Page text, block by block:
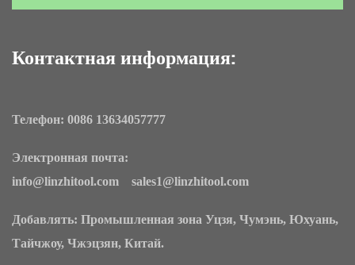
Контактная информация:
Телефон: 0086 13634057777
Электронная почта:
info@linzhitool.com sales1@linzhitool.com
Добавлять: Промышленная зона Уцзя, Чумэнь, Юхуань,
Тайчжоу, Чжэцзян, Китай.